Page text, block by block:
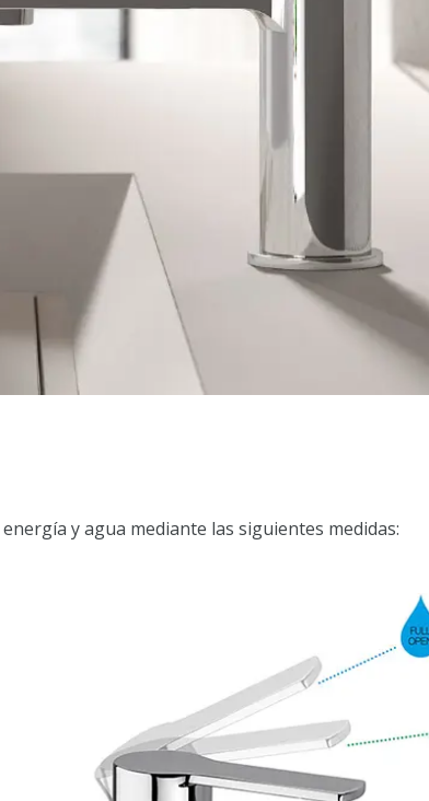
y agua mediante las siguientes medidas: